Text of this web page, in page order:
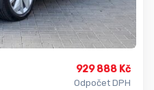
929 888 Kč
Odpočet DPH